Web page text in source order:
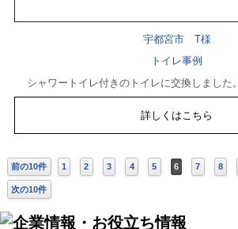
宇都宮市 T様
トイレ事例
シャワートイレ付きのトイレに交換しました。
詳しくはこちら
前の10件 1 2 3 4 5 6 7 8
次の10件